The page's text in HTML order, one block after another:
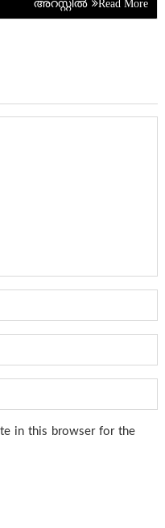
അറസ്റ്റിൽ
in this browser for the